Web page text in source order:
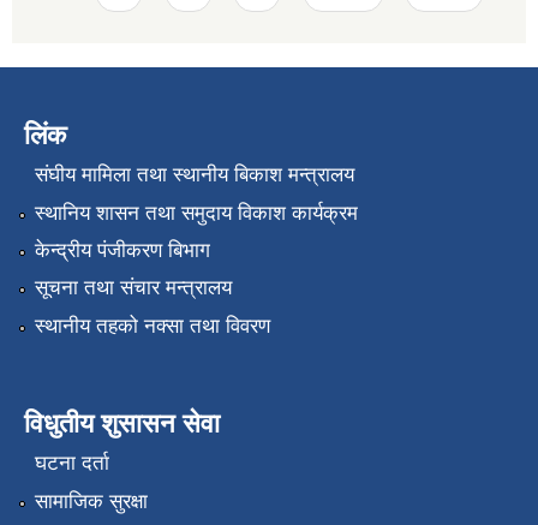
लिंक
संघीय मामिला तथा स्थानीय बिकाश मन्त्रालय
स्थानिय शासन तथा समुदाय विकाश कार्यक्रम
केन्द्रीय पंजीकरण बिभाग
सूचना तथा संचार मन्त्रालय
स्थानीय तहको नक्सा तथा विवरण
विधुतीय शुसासन सेवा
घटना दर्ता
सामाजिक सुरक्षा